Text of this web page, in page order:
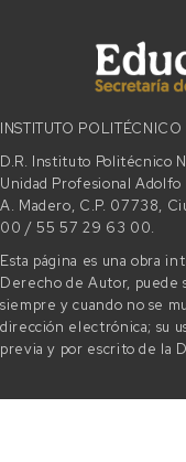
INSTITUTO
D.R. Instituto Politécnico
Unidad Profesional
A. Madero, C.P. 07738,
00 / 55 57 29 63 00.
Esta página es una obra
Derecho de Autor, puede
siempre y cuando no se
dirección electrónica; su
previa y por escrito de la